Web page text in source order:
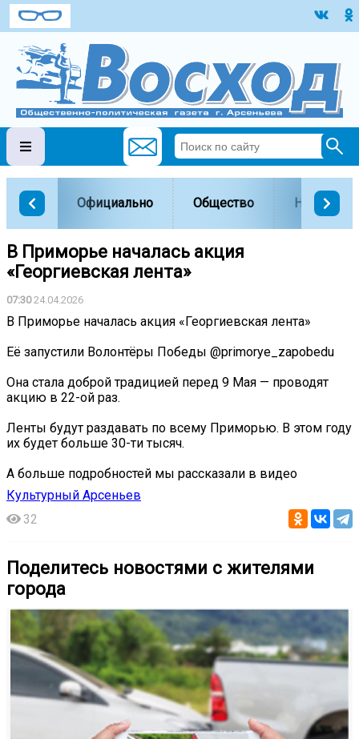
Официально Общество Наука и
В Приморье началась акция
«Георгиевская лента»
07:3024.04.2026
В Приморье началась акция «Георгиевская лента»
Её запустили Волонтёры Победы @primorye_zapobedu
Она стала доброй традицией перед 9 Мая — проводят
акцию в 22-ой раз.
Ленты будут раздавать по всему Приморью. В этом году
их будет больше 30-ти тысяч.
А больше подробностей мы рассказали в видео
Культурный Арсеньев
32
Поделитесь новостями с жителями
города